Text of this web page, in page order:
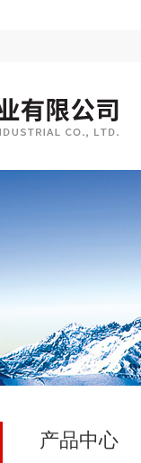
产品中心